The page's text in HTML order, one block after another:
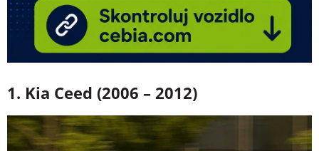
1. Kia Ceed (2006 – 2012)